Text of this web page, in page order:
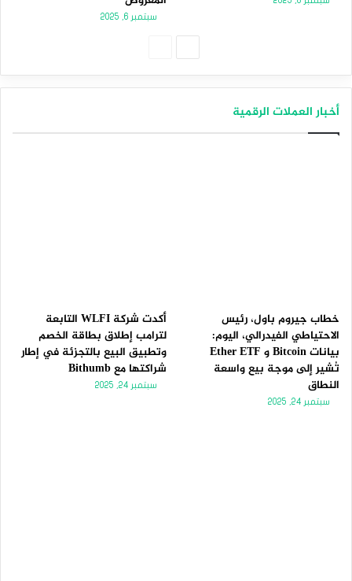
سبتمبر 6, 2025
أخبار العملات الرقمية
خطاب جيروم باول، رئيس
الاحتياطي الفيدرالي، اليوم:
بيانات Bitcoin و Ether ETF
تُشير إلى موجة بيع واسعة
النطاق
سبتمبر 24, 2025
أكدت شركة WLFI التابعة
لترامب إطلاق بطاقة الخصم
وتطبيق البيع بالتجزئة في إطار
شراكتها مع Bithumb
سبتمبر 24, 2025